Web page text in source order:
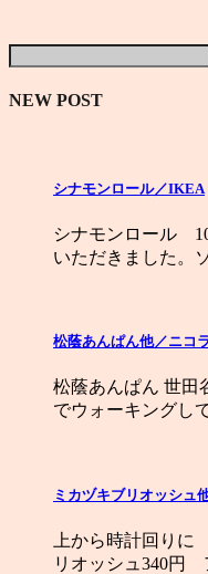
NEW POST
シナモンロール／IKEA
シナモンロール
いただきました。
松蔭あんぱん他／ニコ
松蔭あんぱん 世田
でウォーキングし
ミカヅキブリオッシュ
上から時計回り
リオッシュ340円